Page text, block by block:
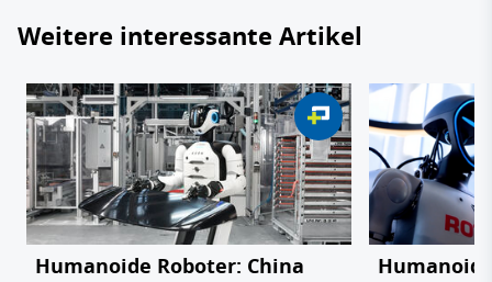
Weitere interessante Artikel
Humanoide Roboter: China